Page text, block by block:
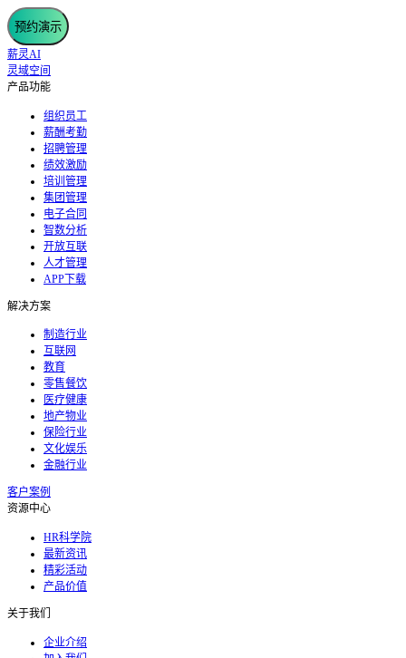
预约演示
薪灵AI
灵域空间
产品功能
组织员工
薪酬考勤
招聘管理
绩效激励
培训管理
集团管理
电子合同
智数分析
开放互联
人才管理
APP下载
解决方案
制造行业
互联网
教育
零售餐饮
医疗健康
地产物业
保险行业
文化娱乐
金融行业
客户案例
资源中心
HR科学院
最新资讯
精彩活动
产品价值
关于我们
企业介绍